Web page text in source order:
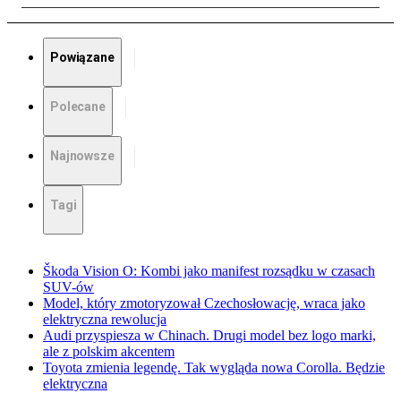
Powiązane
Polecane
Najnowsze
Tagi
Škoda Vision O: Kombi jako manifest rozsądku w czasach
SUV-ów
Model, który zmotoryzował Czechosłowację, wraca jako
elektryczna rewolucja
Audi przyspiesza w Chinach. Drugi model bez logo marki,
ale z polskim akcentem
Toyota zmienia legendę. Tak wygląda nowa Corolla. Będzie
elektryczna